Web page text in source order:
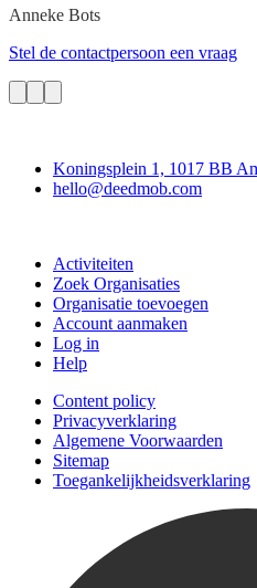
Anneke Bots
Stel de contactpersoon een vraag
Koningsplein 1, 1017 BB
hello@deedmob.com
Activiteiten
Zoek Organisaties
Organisatie toevoegen
Account aanmaken
Log in
Help
Content policy
Privacyverklaring
Algemene Voorwaarden
Sitemap
Toegankelijkheidsverklaring